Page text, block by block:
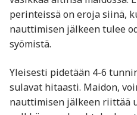
perinteissä on eroja siinä,
nauttimisen jälkeen tulee
syömistä.
Yleisesti pidetään 4-6
sulavat hitaasti. Maidon,
nauttimisen jälkeen riittää